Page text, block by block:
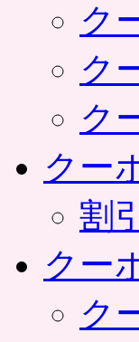
ク
ク
ク
クー
割
クー
ク